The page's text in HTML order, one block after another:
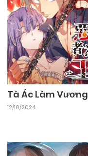
Tà Ác Làm Vương
12/10/2024